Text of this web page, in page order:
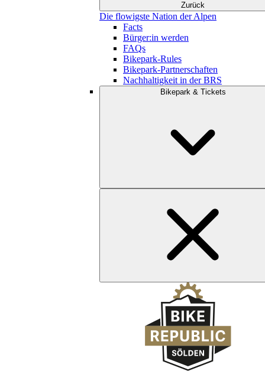
Zurück
Die flowigste Nation der Alpen
Facts
Bürger:in werden
FAQs
Bikepark-Rules
Bikepark-Partnerschaften
Nachhaltigkeit in der BRS
Bikepark & Tickets